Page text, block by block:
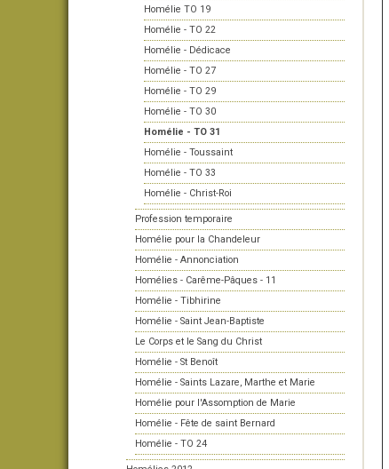
Homélie TO 19
Homélie - TO 22
Homélie - Dédicace
Homélie - TO 27
Homélie - TO 29
Homélie - TO 30
Homélie - TO 31
Homélie - Toussaint
Homélie - TO 33
Homélie - Christ-Roi
Profession temporaire
Homélie pour la Chandeleur
Homélie - Annonciation
Homélies - Carême-Pâques - 11
Homélie - Tibhirine
Homélie - Saint Jean-Baptiste
Le Corps et le Sang du Christ
Homélie - St Benoît
Homélie - Saints Lazare, Marthe et Marie
Homélie pour l'Assomption de Marie
Homélie - Fête de saint Bernard
Homélie - TO 24